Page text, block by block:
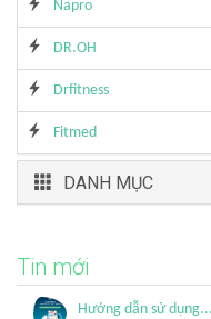
Napro
DR.OH
Drfitness
Fitmed
DANH MỤC
Tin mới
Hướng dẫn sử dụng...